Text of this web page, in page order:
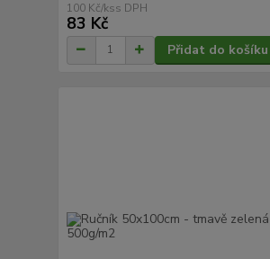
100 Kč/ks
83 Kč
Přidat do košíku